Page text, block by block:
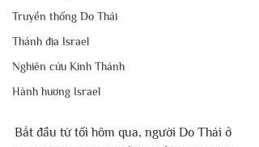
Truyền thống Do Thái
Thánh địa Israel
Nghiên cứu Kinh Thánh
Hành hương Israel
Bắt đầu từ tối hôm qua, người Do Thái ở